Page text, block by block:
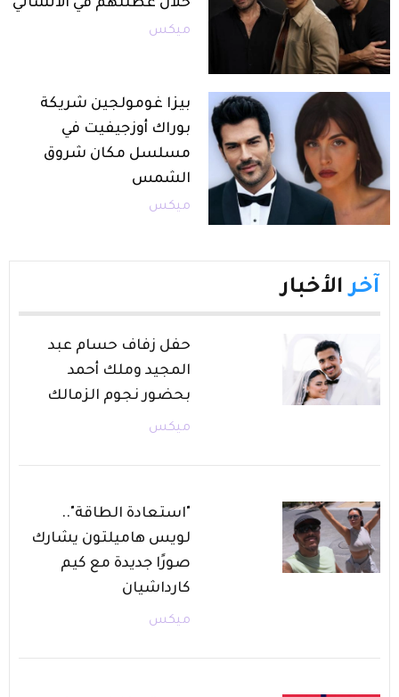
خلال عطلتهم في ألاتشاتي
ميكس
بيزا غومولجين شريكة
بوراك أوزجيفيت في
مسلسل مكان شروق
الشمس
ميكس
آخر الأخبار
حفل زفاف حسام عبد
المجيد وملك أحمد
بحضور نجوم الزمالك
ميكس
"استعادة الطاقة"..
لويس هاميلتون يشارك
صورًا جديدة مع كيم
كارداشيان
ميكس